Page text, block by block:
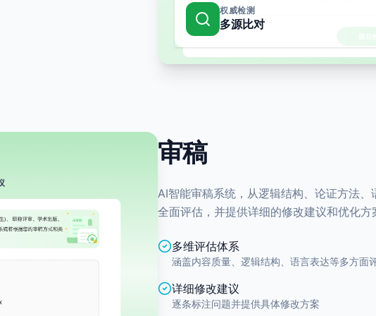
权威检测
多源比对
审稿
AI智能审稿系统，从逻辑结构、论证方法
全面评估，并提供详细的修改建议和优化方
多维评估体系
涵盖内容质量、逻辑结构、语言表达等多方面
详细修改建议
逐条标注问题并提供具体修改方案